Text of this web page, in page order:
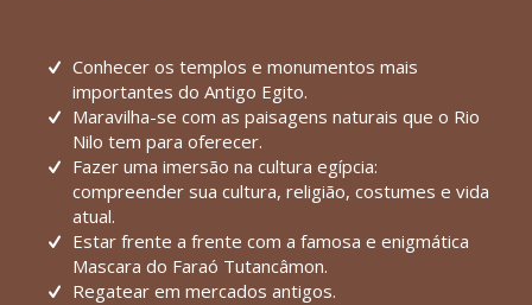
Conhecer os templos e monumentos mais
importantes do Antigo Egito.
Maravilha-se com as paisagens naturais que o Rio
Nilo tem para oferecer.
Fazer uma imersão na cultura egípcia:
compreender sua cultura, religião, costumes e vida
atual.
Estar frente a frente com a famosa e enigmática
Mascara do Faraó Tutancâmon.
Regatear em mercados antigos.